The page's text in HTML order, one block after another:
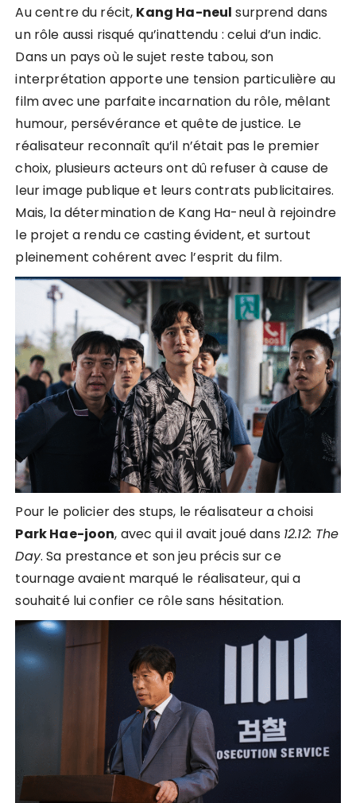
Au centre du récit, Kang Ha-neul surprend dans
un rôle aussi risqué qu’inattendu : celui d’un indic.
Dans un pays où le sujet reste tabou, son
interprétation apporte une tension particulière au
film avec une parfaite incarnation du rôle, mêlant
humour, persévérance et quête de justice. Le
réalisateur reconnaît qu’il n’était pas le premier
choix, plusieurs acteurs ont dû refuser à cause de
leur image publique et leurs contrats publicitaires.
Mais, la détermination de Kang Ha-neul à rejoindre
le projet a rendu ce casting évident, et surtout
pleinement cohérent avec l’esprit du film.
Pour le policier des stups, le réalisateur a choisi
Park Hae-joon, avec qui il avait joué dans 12.12: The
Day. Sa prestance et son jeu précis sur ce
tournage avaient marqué le réalisateur, qui a
souhaité lui confier ce rôle sans hésitation.